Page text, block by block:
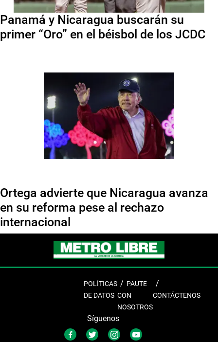
Panamá y Nicaragua buscarán su
primer “Oro” en el béisbol de los JCDC
Ortega advierte que Nicaragua avanza
en su reforma pese al rechazo
internacional
POLÍTICAS
DE DATOS
PAUTE
CON
NOSOTROS
CONTÁCTENOS
Síguenos